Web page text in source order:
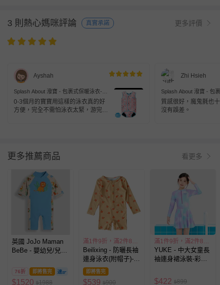
3 則熱心媽咪評論 真實承諾 更多評價
Ayshah
Splash About 潑寶 - 包裹式保暖泳衣-粉
紅動物園
0-3個月的寶寶用這樣的泳衣真的好
方便，完全不需怕泳衣太緊，游完濕
Zhi Hsieh
Splash About 潑寶 - 包
底大冒險
質感很好，魔鬼氈也
沒有誤差。
更多推薦商品 看更多
英國 JoJo Maman
BeBe - 嬰幼兒/兒童
子
76折 即將售完
$1520 $1988
滿1件9折，滿2件85折
Beilixing - 防曬長袖
連身泳衣(附帽子)-滿
滿橘子-橘黃色
即將售完
$539 $900
滿1件9折，滿2件85折
YUKE - 中大女童長
袖連身裙泳裝-彩虹
$422 $899